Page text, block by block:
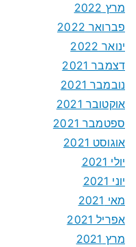
מרץ 2022
פברואר 2022
ינואר 2022
דצמבר 2021
נובמבר 2021
אוקטובר 2021
ספטמבר 2021
אוגוסט 2021
יולי 2021
יוני 2021
מאי 2021
אפריל 2021
מרץ 2021